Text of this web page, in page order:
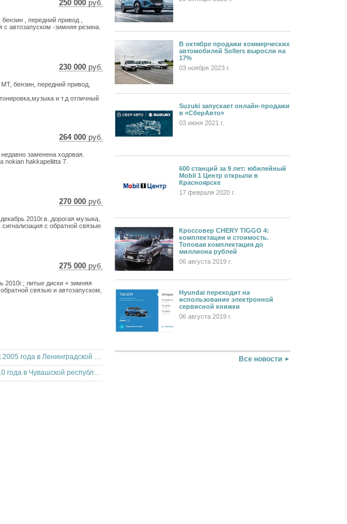
250 000 руб.
3 656 €
, передний привод ,
с автозапуском -зимняя резина.
230 000 руб.
3 364 €
бензин, передний привод,
и т.д отличный
264 000 руб.
3 861 €
заменена ходовая.
nokian hakkapeliitta 7.
270 000 руб.
3 949 €
2010г.в.,дорогая музыка,
с обратной связью
275 000 руб.
4 022 €
2010г.; литые диски + зимняя
связью и автозапуском,
Lada 2112 хэтчбек 2005 года в Ленинградской области
Renault Logan 2010 года в Чувашской республике
В октябре продажи коммерческих
автомобилей Sollers выросли на
17%
03 ноября 2023 г.
Suzuki запускает онлайн-продажи
в «СберАвто»
03 июня 2021 г.
600 станций за 9 лет: юбилейный
Mobil 1 Центр открыли в
Красноярске
17 февраля 2020 г.
Кроссовер CHERY TIGGO 4:
комплектации и стоимость.
Топовая комплектация до
миллиона рублей
06 августа 2019 г.
Hyundai переходит на
использование электронной
сервисной книжки
06 августа 2019 г.
Все новости